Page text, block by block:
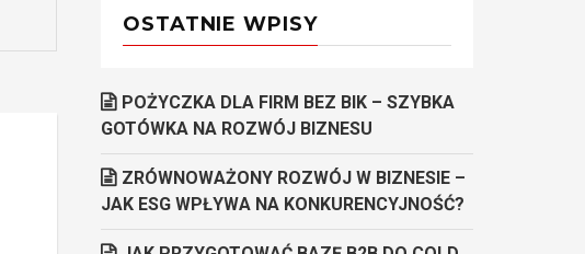
OSTATNIE WPISY
POŻYCZKA DLA FIRM BEZ BIK – SZYBKA
GOTÓWKA NA ROZWÓJ BIZNESU
ZRÓWNOWAŻONY ROZWÓJ W BIZNESIE –
JAK ESG WPŁYWA NA KONKURENCYJNOŚĆ?